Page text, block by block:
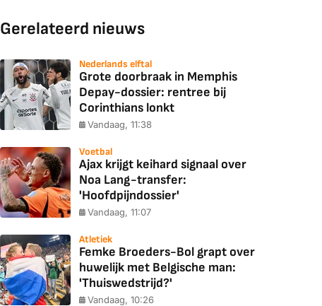
Gerelateerd nieuws
Nederlands elftal
Grote doorbraak in Memphis
Depay-dossier: rentree bij
Corinthians lonkt
Vandaag, 11:38
Voetbal
Ajax krijgt keihard signaal over
Noa Lang-transfer:
'Hoofdpijndossier'
Vandaag, 11:07
Atletiek
Femke Broeders-Bol grapt over
huwelijk met Belgische man:
'Thuiswedstrijd?'
Vandaag, 10:26